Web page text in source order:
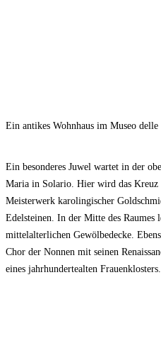
Ein antikes Wohnhaus im Museo
Ein besonderes Juwel wartet in der
Maria in Solario. Hier wird das Kreuz
Meisterwerk karolingischer
Edelsteinen. In der Mitte des Raumes
mittelalterlichen Gewölbedecke.
Chor der Nonnen mit seinen
eines jahrhundertealten Frauenklosters.